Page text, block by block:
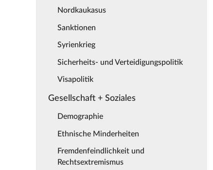
Nordkaukasus
Sanktionen
Syrienkrieg
Sicherheits- und Verteidigungspolitik
Visapolitik
Gesellschaft + Soziales
Demographie
Ethnische Minderheiten
Fremdenfeindlichkeit und
Rechtsextremismus